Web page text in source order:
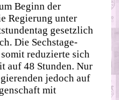
Beginn der
Regierung unter
gesetzlich
Die Sechstage-
reduzierte sich
auf 48 Stunden. Nur
jedoch auf
mit